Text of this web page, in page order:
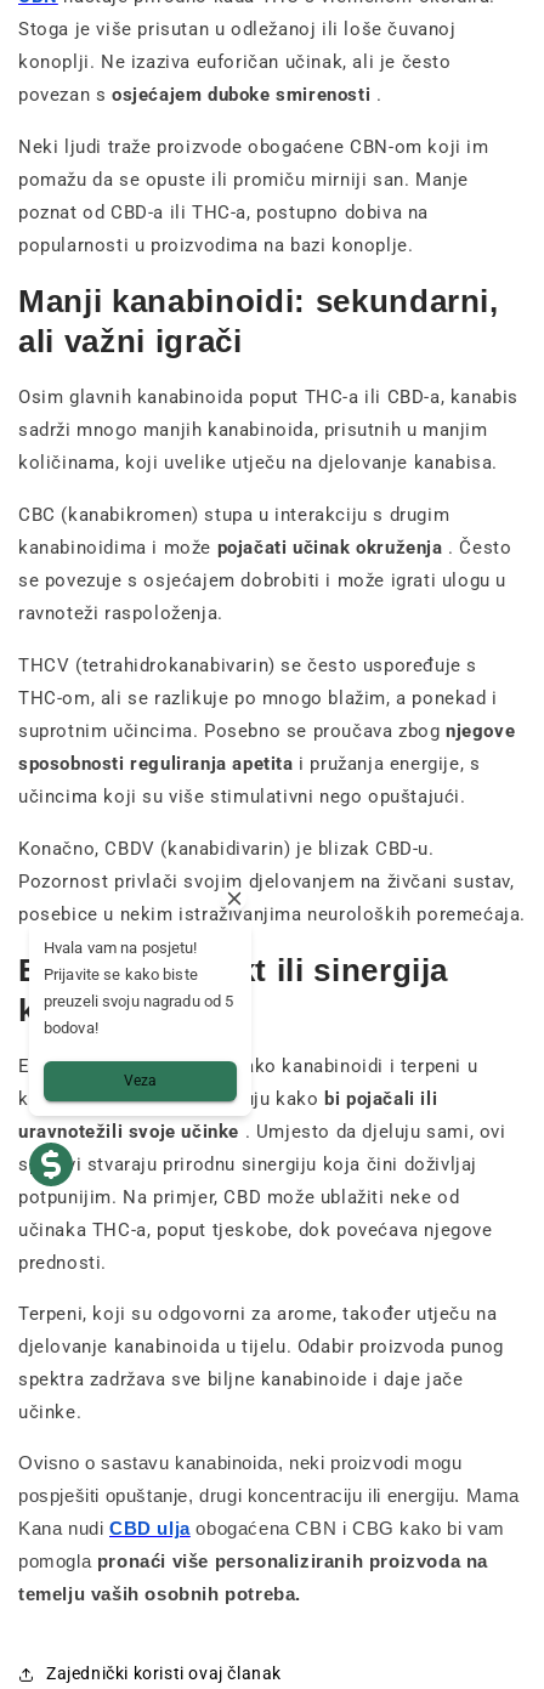
Stoga je više prisutan u odležanoj ili loše čuvanoj
konoplji. Ne izaziva euforičan učinak, ali je često
povezan s osjećajem duboke smirenosti .
Neki ljudi traže proizvode obogaćene CBN-om koji im
pomažu da se opuste ili promiču mirniji san. Manje
poznat od CBD-a ili THC-a, postupno dobiva na
popularnosti u proizvodima na bazi konoplje.
Manji kanabinoidi: sekundarni,
ali važni igrači
Osim glavnih kanabinoida poput THC-a ili CBD-a, kanabis
sadrži mnogo manjih kanabinoida, prisutnih u manjim
količinama, koji uvelike utječu na djelovanje kanabisa.
CBC (kanabikromen) stupa u interakciju s drugim
kanabinoidima i može pojačati učinak okruženja . Često
se povezuje s osjećajem dobrobiti i može igrati ulogu u
ravnoteži raspoloženja.
THCV (tetrahidrokanabivarin) se često uspoređuje s
THC-om, ali se razlikuje po mnogo blažim, a ponekad i
suprotnim učincima. Posebno se proučava zbog njegove
sposobnosti reguliranja apetita i pružanja energije, s
učincima koji su više stimulativni nego opuštajući.
Konačno, CBDV (kanabidivarin) je blizak CBD-u.
Pozornost privlači svojim djelovanjem na živčani sustav,
posebice u nekim istraživanjima neuroloških poremećaja.
Entourage efekt ili sinergija
kanabinoida
Entourage efekt opisuje kako kanabinoidi i terpeni u
kanabisu međusobno djeluju kako bi pojačali ili
uravnotežili svoje učinke . Umjesto da djeluju sami, ovi
spojevi stvaraju prirodnu sinergiju koja čini doživljaj
potpunijim. Na primjer, CBD može ublažiti neke od
učinaka THC-a, poput tjeskobe, dok povećava njegove
prednosti.
Terpeni, koji su odgovorni za arome, također utječu na
djelovanje kanabinoida u tijelu. Odabir proizvoda punog
spektra zadržava sve biljne kanabinoide i daje jače
učinke.
Ovisno o sastavu kanabinoida, neki proizvodi mogu
pospješiti opuštanje, drugi koncentraciju ili energiju. Mama
Kana nudi CBD uljaobogaćena CBN i CBG kako bi vam
pomogla pronaći više personaliziranih proizvoda na
temelju vaših osobnih potreba.
Zajednički koristi ovaj članak
Hvala vam na posjetu!
Prijavite se kako biste
preuzeli svoju nagradu od 5
bodova!
Veza